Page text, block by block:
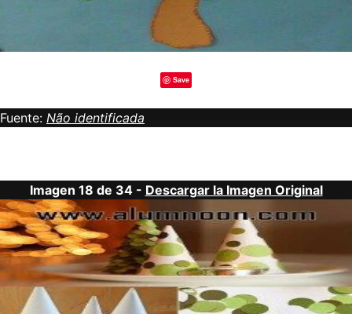
Save
Fuente: Não identificada
Imagen 18 de 34 - Descargar la Imagen Original